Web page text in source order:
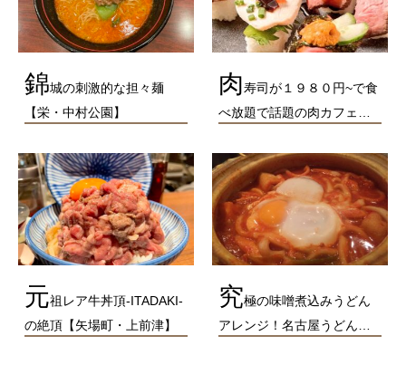
錦城の刺激的な担々麺
【栄・中村公園】
肉寿司が１９８０円~で食
べ放題で話題の肉カフェ…
元祖レア牛丼頂-ITADAKI-
の絶頂【矢場町・上前津】
究極の味噌煮込みうどん
アレンジ！名古屋うどん…